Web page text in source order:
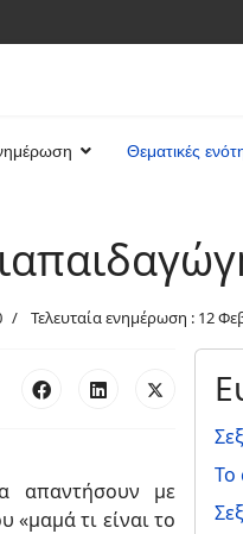
Θεματικές
Τελευταία ενημέρωση : 12
Το
απαντήσουν με
«μαμά τι είναι το